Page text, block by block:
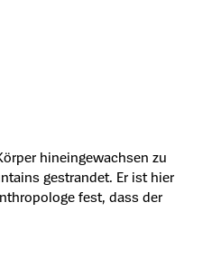
hineingewachsen zu
gestrandet. Er ist hier
fest, dass der